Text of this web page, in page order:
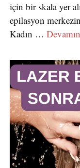
için bir skala yer
epilasyon
Kadın …